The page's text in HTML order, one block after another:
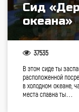
Сид
океана»
37535
В этом сиде ты
расположенной
в холодном океане,
места спавна ты…